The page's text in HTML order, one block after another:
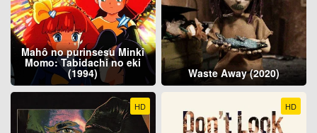
Mahô no purinsesu Minkî
Momo: Tabidachi no eki
(1994) Waste Away (2020)
HD HD